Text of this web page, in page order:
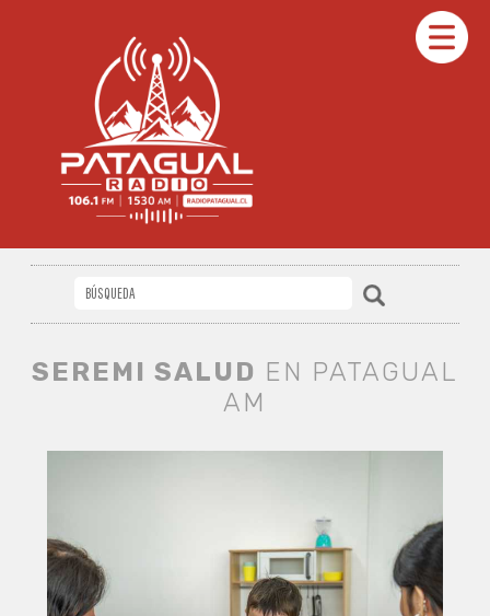
SEREMI SALUD EN PATAGUAL
AM